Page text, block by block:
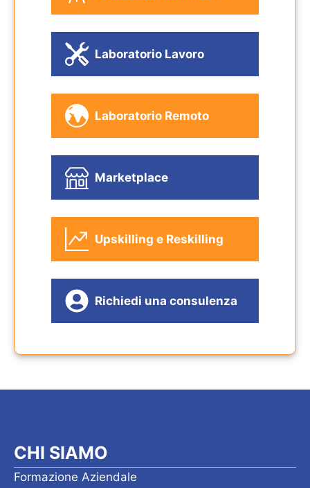
Laboratorio Lavoro
Laboratorio Remoto
Marketplace
Upskilling e Reskilling
Richiedi una consulenza
CHI SIAMO
Formazione Aziendale